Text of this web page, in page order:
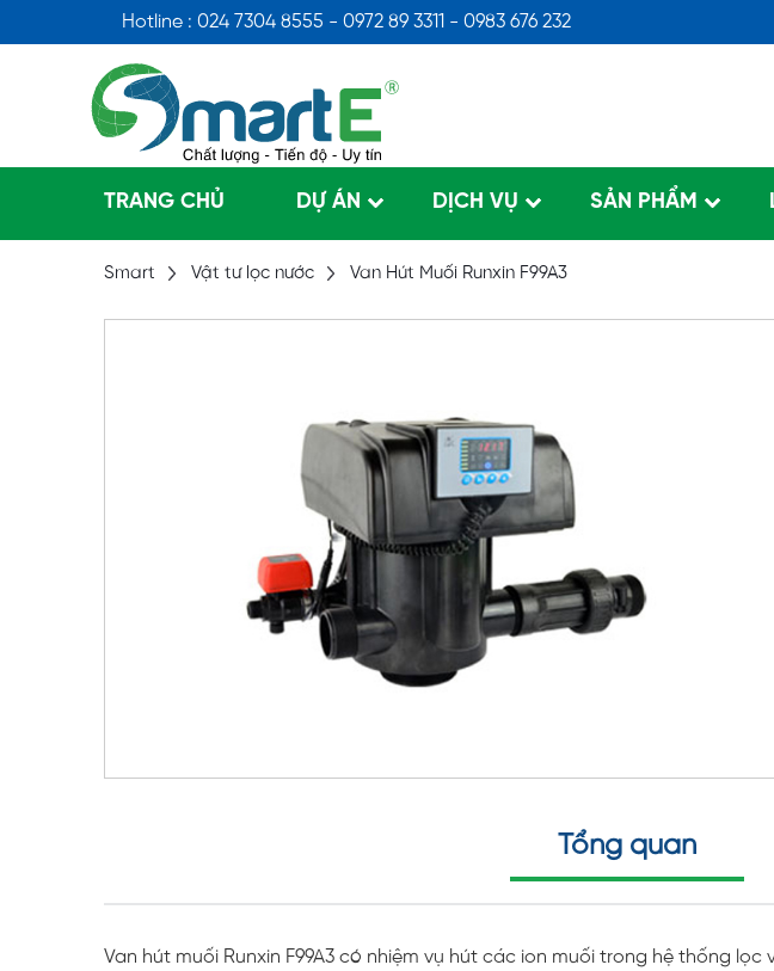
Hotline : 024 7304 8555 - 0972 89 3311 - 0983 676 232
TRANG CHỦ DỰ ÁN DỊCH VỤ SẢN PHẨM
Smart Vật tư lọc nước Van Hút Muối Runxin F99A3
Tổng quan
Van hút muối Runxin F99A3 có nhiệm vụ hút các ion muối trong hệ thống